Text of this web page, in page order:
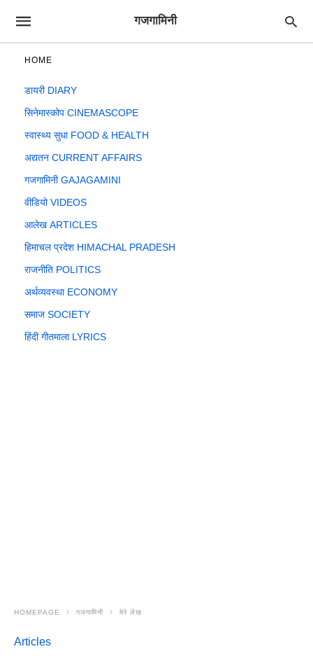
गजगामिनी
HOME
डायरी DIARY
सिनेमास्कोप CINEMASCOPE
स्वास्थ्य सुधा FOOD & HEALTH
अद्यतन CURRENT AFFAIRS
गजगामिनी GAJAGAMINI
वीडियो VIDEOS
आलेख ARTICLES
हिमाचल प्रदेश HIMACHAL PRADESH
राजनीति POLITICS
अर्थव्यवस्था ECONOMY
समाज SOCIETY
हिंदी गीतमाला LYRICS
HOMEPAGE गजगामिनी मेरे लेख
Articles